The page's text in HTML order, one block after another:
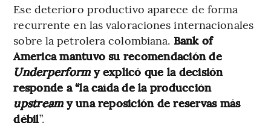
Ese deterioro productivo aparece de forma
recurrente en las valoraciones internacionales
sobre la petrolera colombiana. Bank of
America mantuvo su recomendación de
Underperform y explicó que la decisión
responde a “la caída de la producción
upstream y una reposición de reservas más
débil”.